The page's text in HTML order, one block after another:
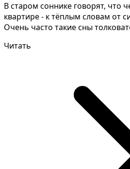
В старом соннике говорят, что
квартире - к тёплым словам от
Очень часто такие сны
Читать